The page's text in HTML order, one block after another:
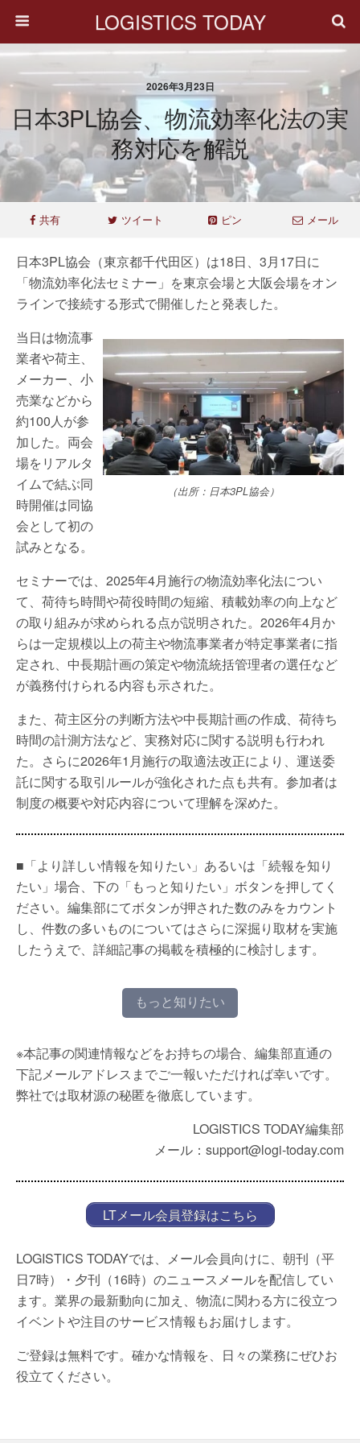
LOGISTICS TODAY
2026年3月23日
日本3PL協会、物流効率化法の実
務対応を解説
共有 ツイート ピン メール
日本3PL協会（東京都千代田区）は18日、3月17日に
「物流効率化法セミナー」を東京会場と大阪会場をオン
ラインで接続する形式で開催したと発表した。
（出所：日本3PL協会）
当日は物流事
業者や荷主、
メーカー、小
売業などから
約100人が参
加した。両会
場をリアルタ
イムで結ぶ同
時開催は同協
会として初の
試みとなる。
セミナーでは、2025年4月施行の物流効率化法につい
て、荷待ち時間や荷役時間の短縮、積載効率の向上など
の取り組みが求められる点が説明された。2026年4月か
らは一定規模以上の荷主や物流事業者が特定事業者に指
定され、中長期計画の策定や物流統括管理者の選任など
が義務付けられる内容も示された。
また、荷主区分の判断方法や中長期計画の作成、荷待ち
時間の計測方法など、実務対応に関する説明も行われ
た。さらに2026年1月施行の取適法改正により、運送委
託に関する取引ルールが強化された点も共有。参加者は
制度の概要や対応内容について理解を深めた。
■「より詳しい情報を知りたい」あるいは「続報を知り
たい」場合、下の「もっと知りたい」ボタンを押してく
ださい。編集部にてボタンが押された数のみをカウント
し、件数の多いものについてはさらに深掘り取材を実施
したうえで、詳細記事の掲載を積極的に検討します。
もっと知りたい
※本記事の関連情報などをお持ちの場合、編集部直通の
下記メールアドレスまでご一報いただければ幸いです。
弊社では取材源の秘匿を徹底しています。
LOGISTICS TODAY編集部
メール：support@logi-today.com
LTメール会員登録はこちら
LOGISTICS TODAYでは、メール会員向けに、朝刊（平
日7時）・夕刊（16時）のニュースメールを配信してい
ます。業界の最新動向に加え、物流に関わる方に役立つ
イベントや注目のサービス情報もお届けします。
ご登録は無料です。確かな情報を、日々の業務にぜひお
役立てください。